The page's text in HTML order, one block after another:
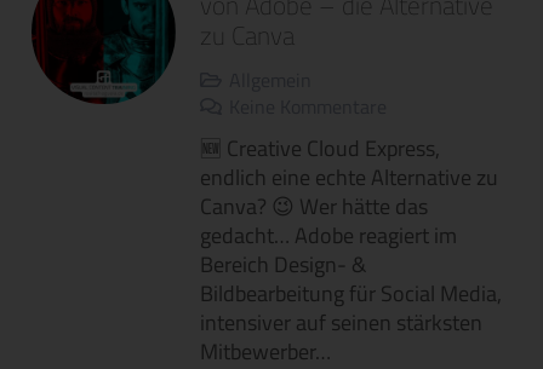
zu Canva
🆕 Creative Cloud Express,
endlich eine echte Alternative zu
Canva? 😉 Wer hätte das
gedacht… Adobe reagiert im
Bereich Design- &
Bildbearbeitung für Social Media,
intensiver auf seinen stärksten
Mitbewerber…